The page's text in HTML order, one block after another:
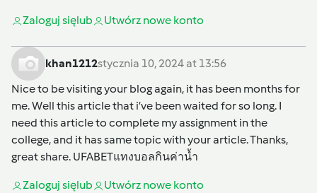
Zaloguj sięlub Utwórz nowe konto
khan1212stycznia 10, 2024 at 13:56
Nice to be visiting your blog again, it has been months for
me. Well this article that i’ve been waited for so long. I
need this article to complete my assignment in the
college, and it has same topic with your article. Thanks,
great share. UFABETแทงบอลกินค่าน้ำ
Zaloguj sięlub Utwórz nowe konto